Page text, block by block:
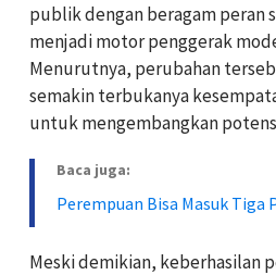
publik dengan beragam peran
menjadi motor penggerak
Menurutnya, perubahan
semakin terbukanya
untuk mengembangkan
Baca juga:
Perempuan Bisa Masuk Tiga
Meski demikian, keberhasilan